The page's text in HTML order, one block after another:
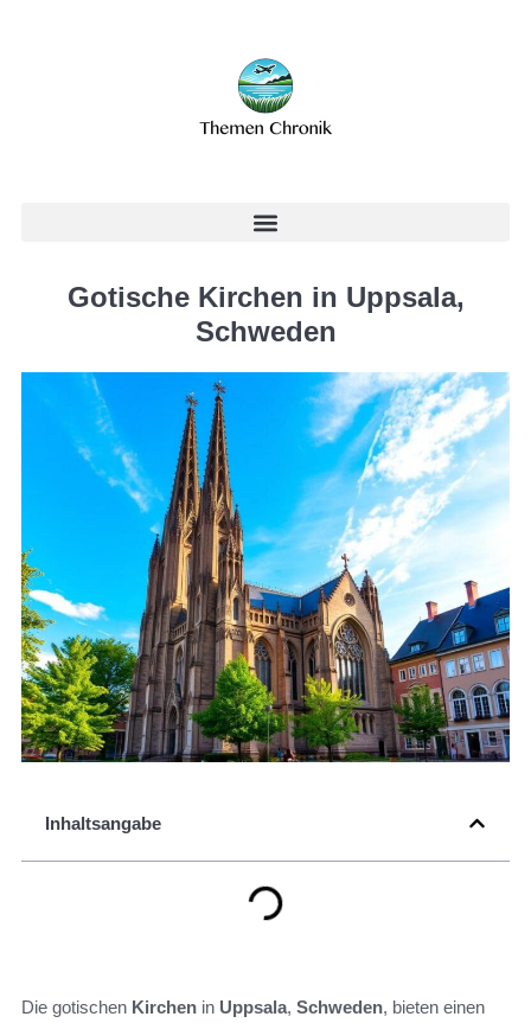
Gotische Kirchen in Uppsala,
Schweden
Inhaltsangabe
Die gotischen Kirchen in Uppsala, Schweden, bieten einen